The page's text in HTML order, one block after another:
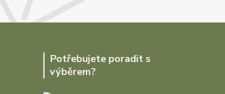
Potřebujete poradit s
výběrem?